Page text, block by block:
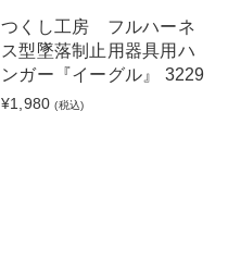
つくし工房 フルハーネ
ス型墜落制止用器具用ハ
ンガー『イーグル』 3229
¥1,980 (税込)